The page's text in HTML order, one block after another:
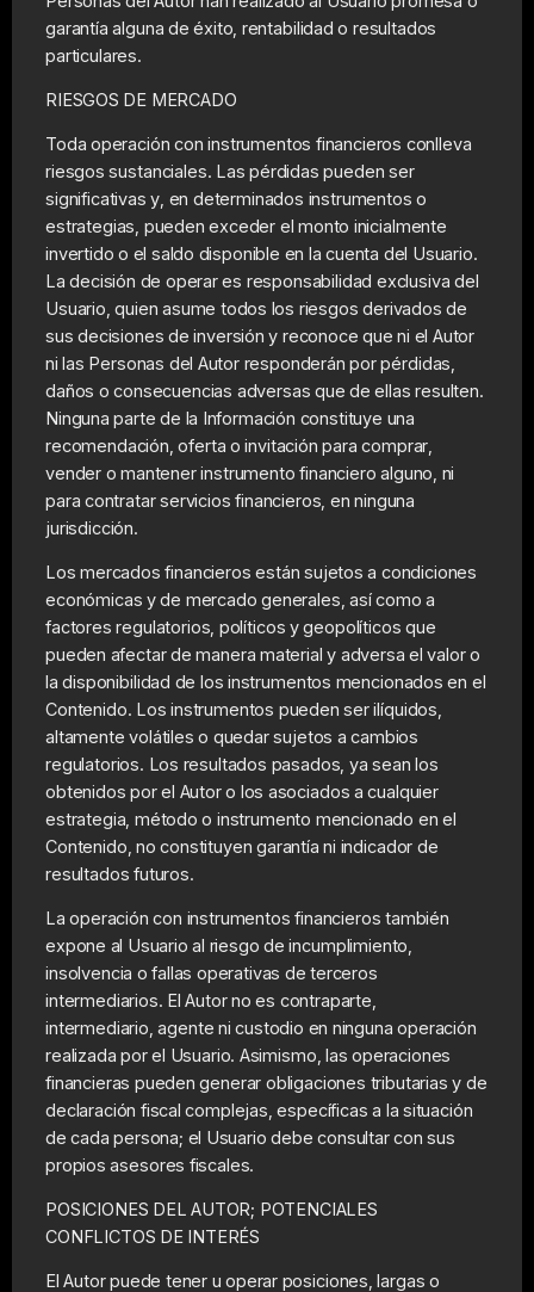
garantía alguna de éxito, rentabilidad o resultados
particulares.
RIESGOS DE MERCADO
Toda operación con instrumentos financieros conlleva
riesgos sustanciales. Las pérdidas pueden ser
significativas y, en determinados instrumentos o
estrategias, pueden exceder el monto inicialmente
invertido o el saldo disponible en la cuenta del Usuario.
La decisión de operar es responsabilidad exclusiva del
Usuario, quien asume todos los riesgos derivados de
sus decisiones de inversión y reconoce que ni el Autor
ni las Personas del Autor responderán por pérdidas,
daños o consecuencias adversas que de ellas resulten.
Ninguna parte de la Información constituye una
recomendación, oferta o invitación para comprar,
vender o mantener instrumento financiero alguno, ni
para contratar servicios financieros, en ninguna
jurisdicción.
Los mercados financieros están sujetos a condiciones
económicas y de mercado generales, así como a
factores regulatorios, políticos y geopolíticos que
pueden afectar de manera material y adversa el valor o
la disponibilidad de los instrumentos mencionados en el
Contenido. Los instrumentos pueden ser ilíquidos,
altamente volátiles o quedar sujetos a cambios
regulatorios. Los resultados pasados, ya sean los
obtenidos por el Autor o los asociados a cualquier
estrategia, método o instrumento mencionado en el
Contenido, no constituyen garantía ni indicador de
resultados futuros.
La operación con instrumentos financieros también
expone al Usuario al riesgo de incumplimiento,
insolvencia o fallas operativas de terceros
intermediarios. El Autor no es contraparte,
intermediario, agente ni custodio en ninguna operación
realizada por el Usuario. Asimismo, las operaciones
financieras pueden generar obligaciones tributarias y de
declaración fiscal complejas, específicas a la situación
de cada persona; el Usuario debe consultar con sus
propios asesores fiscales.
POSICIONES DEL AUTOR; POTENCIALES
CONFLICTOS DE INTERÉS
El Autor puede tener u operar posiciones, largas o